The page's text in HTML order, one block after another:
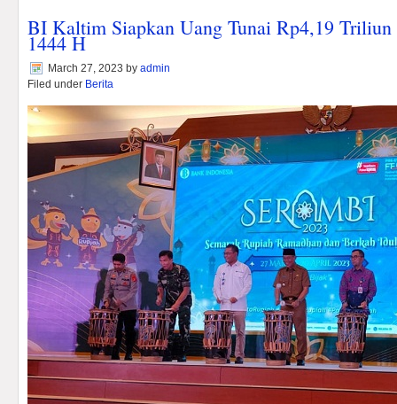
BI Kaltim Siapkan Uang Tunai Rp4,19
1444 H
March 27, 2023 by admin
Filed under Berita